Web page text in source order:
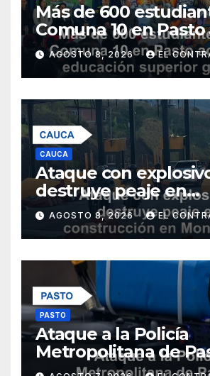
Más de 600
Comuna 10 en
a educación
con nuevos
AGOSTO 8, 2026 EL
CAUCA
Ataque con
destruye peaje en
construcción en
Cauca
AGOSTO 8, 2026 EL
PASTO
Ataque a la Policía
Metropolitana de
restos de explosivos